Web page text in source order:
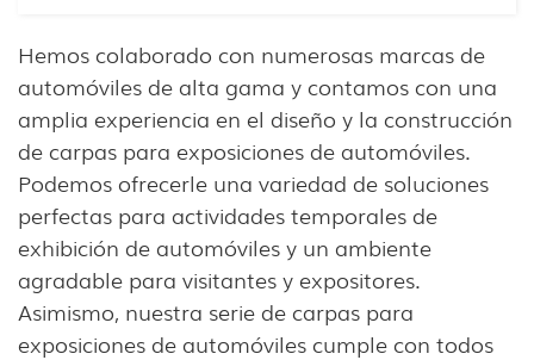
Hemos colaborado con numerosas marcas de
automóviles de alta gama y contamos con una
amplia experiencia en el diseño y la construcción
de carpas para exposiciones de automóviles.
Podemos ofrecerle una variedad de soluciones
perfectas para actividades temporales de
exhibición de automóviles y un ambiente
agradable para visitantes y expositores.
Asimismo, nuestra serie de carpas para
exposiciones de automóviles cumple con todos